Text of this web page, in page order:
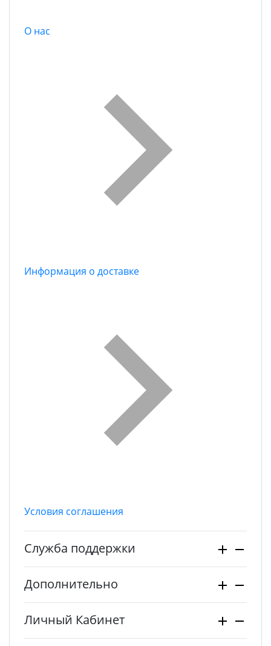
О нас
Информация о доставке
Условия соглашения
Служба поддержки
Дополнительно
Личный Кабинет